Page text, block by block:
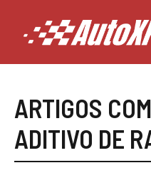
conteúdo
ARTIGOS
ADITIVO DE